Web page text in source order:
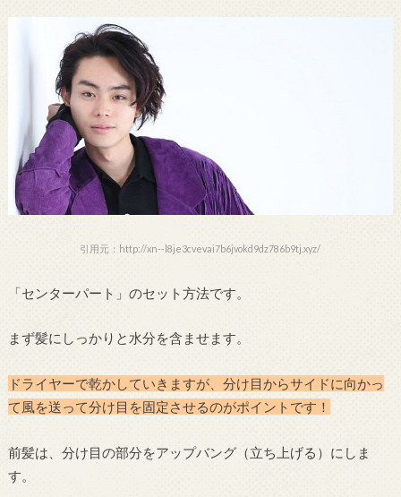
引用元：http://xn--l8je3cvevai7b6jvokd9dz786b9tj.xyz/
「センターパート」のセット方法です。
まず髪にしっかりと水分を含ませます。
ドライヤーで乾かしていきますが、分け目からサイドに向かっ
て風を送って分け目を固定させるのがポイントです！
前髪は、分け目の部分をアップバング（立ち上げる）にしま
す。